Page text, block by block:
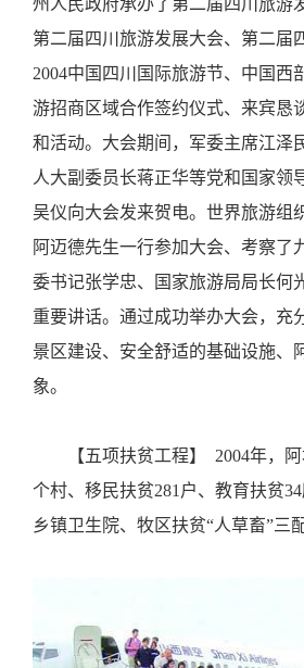
州人民政府承办了第二届四川旅游
第二届四川旅游发展大会、第二届
2004中国四川国际旅游节、中国西
游招商区域合作签约仪式、来宾恳
和活动。大会期间，军委主席江泽
人大副委员长蒋正华等党和国家领
吴仪向大会发来贺电。世界旅游组
阿迈德先生一行参加大会、考察了
委书记张学忠、国家旅游局局长何
重要讲话。通过成功举办大会，充
景区建设、安全舒适的基础设施、
象。
【五项扶贫工程】
2004年，
个村、移民扶贫281户、教育扶贫
乡镇卫生院、牧区扶贫“人草畜”三